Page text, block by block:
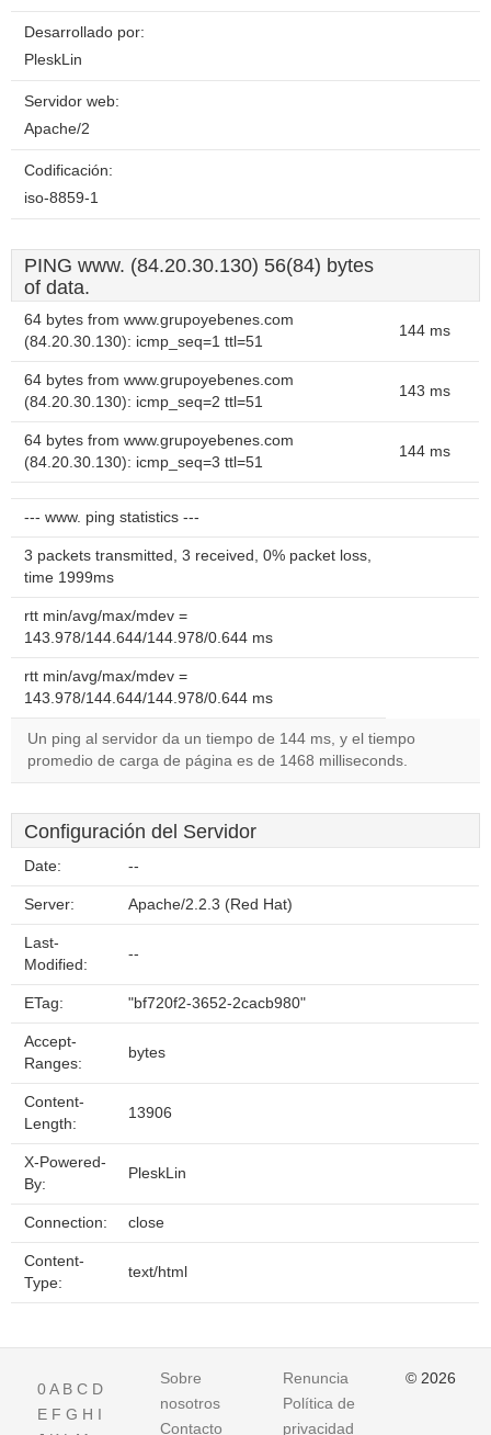
Desarrollado por:
PleskLin
Servidor web:
Apache/2
Codificación:
iso-8859-1
PING www. (84.20.30.130) 56(84) bytes
of data.
64 bytes from www.grupoyebenes.com
(84.20.30.130): icmp_seq=1 ttl=51
144 ms
64 bytes from www.grupoyebenes.com
(84.20.30.130): icmp_seq=2 ttl=51
143 ms
64 bytes from www.grupoyebenes.com
(84.20.30.130): icmp_seq=3 ttl=51
144 ms
--- www. ping statistics ---
3 packets transmitted, 3 received, 0% packet loss,
time 1999ms
rtt min/avg/max/mdev =
143.978/144.644/144.978/0.644 ms
rtt min/avg/max/mdev =
143.978/144.644/144.978/0.644 ms
Un ping al servidor da un tiempo de 144 ms, y el tiempo
promedio de carga de página es de 1468 milliseconds.
Configuración del Servidor
Date: --
Server: Apache/2.2.3 (Red Hat)
Last-
Modified:
--
ETag: "bf720f2-3652-2cacb980"
Accept-
Ranges:
bytes
Content-
Length:
13906
X-Powered-
By:
PleskLin
Connection: close
Content-
Type:
text/html
0A B C D
E F G H I
Sobre
nosotros
Contacto
Renuncia
Política de
privacidad
© 2026